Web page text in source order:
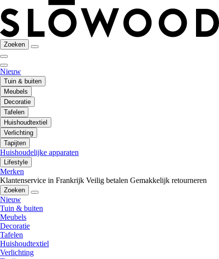
Zoeken
Nieuw
Tuin & buiten
Meubels
Decoratie
Tafelen
Huishoudtextiel
Verlichting
Tapijten
Huishoudelijke apparaten
Lifestyle
Merken
Klantenservice in Frankrijk Veilig betalen Gemakkelijk retourneren
Zoeken
Nieuw
Tuin & buiten
Meubels
Decoratie
Tafelen
Huishoudtextiel
Verlichting